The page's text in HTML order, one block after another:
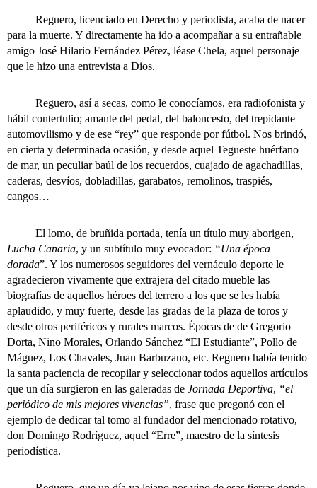
Reguero, licenciado en Derecho y periodista, acaba de nacer
para la muerte. Y directamente ha ido a acompañar a su entrañable
amigo José Hilario Fernández Pérez, léase Chela, aquel personaje
que le hizo una entrevista a Dios.
Reguero, así a secas, como le conocíamos, era radiofonista y
hábil contertulio; amante del pedal, del baloncesto, del trepidante
automovilismo y de ese “rey” que responde por fútbol. Nos brindó,
en cierta y determinada ocasión, y desde aquel Tegueste huérfano
de mar, un peculiar baúl de los recuerdos, cuajado de agachadillas,
caderas, desvíos, dobladillas, garabatos, remolinos, traspiés,
cangos…
El lomo, de bruñida portada, tenía un título muy aborigen,
Lucha Canaria, y un subtítulo muy evocador: “Una época
dorada”. Y los numerosos seguidores del vernáculo deporte le
agradecieron vivamente que extrajera del citado mueble las
biografías de aquellos héroes del terrero a los que se les había
aplaudido, y muy fuerte, desde las gradas de la plaza de toros y
desde otros periféricos y rurales marcos. Épocas de de Gregorio
Dorta, Nino Morales, Orlando Sánchez “El Estudiante”, Pollo de
Máguez, Los Chavales, Juan Barbuzano, etc. Reguero había tenido
la santa paciencia de recopilar y seleccionar todos aquellos artículos
que un día surgieron en las galeradas de Jornada Deportiva, “el
periódico de mis mejores vivencias”, frase que pregonó con el
ejemplo de dedicar tal tomo al fundador del mencionado rotativo,
don Domingo Rodríguez, aquel “Erre”, maestro de la síntesis
periodística.